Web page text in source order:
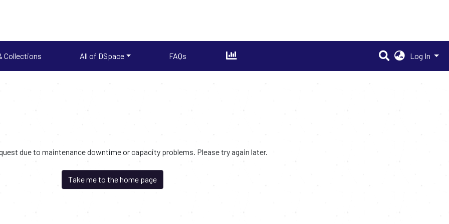
Collections All of DSpace FAQs Log In
due to maintenance downtime or capacity problems. Please try again later.
Take me to the home page